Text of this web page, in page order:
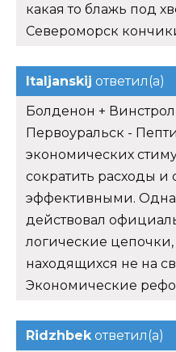
какая то блажь под
Североморск
Italjanskij ответил(а)
Болденон +
Первоуральск -
экономических
сократить расходы и
эффективными.
действовал
логические
находящихся не на
Экономические
Ridzhbekответил(а)